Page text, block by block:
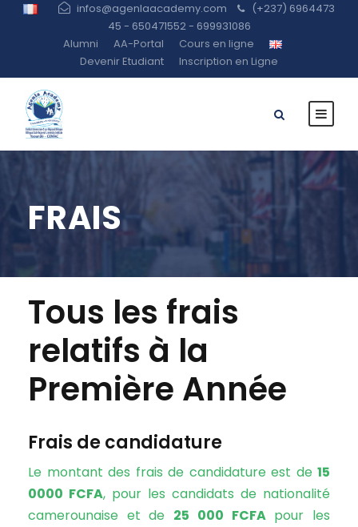
infos@agenlaacademy.com
(+237) 6964473
45 - 650471552 - 699931086
Alumni
AA-Portal
Cours en ligne
Devenir Etudiant
Inscription en Ligne
FRAIS
Tous les frais
relatifs à la
Première Année
Frais de candidature
Le montant des frais de candidature est de 15
0000 FCFA, pour les candidats de nationalité
camerounaise et de 25 000 FCFApour les